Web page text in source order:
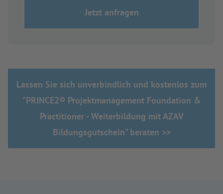
Jetzt anfragen
Lassen Sie sich unverbindlich und kostenlos zum
"PRINCE2® Projektmanagement Foundation &
Practitioner - Weiterbildung mit AZAV
Bildungsgutschein" beraten >>